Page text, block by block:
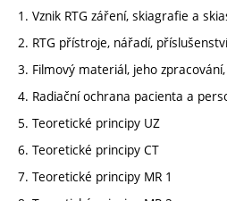
1. Vznik RTG záření, skiagrafie a
2. RTG přístroje, nářadí,
3. Filmový materiál, jeho
4. Radiační ochrana pacienta a
5. Teoretické principy UZ
6. Teoretické principy CT
7. Teoretické principy MR 1